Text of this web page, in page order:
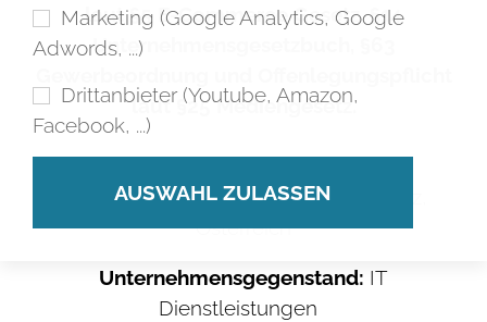
laut §5 E-Commerce Gesetz, §14
Unternehmensgesetzbuch, §63
laut §25 Mediengesetz.
Krottendorfer Strasse 9a/9 , 8052 Graz,
Österreich
Unternehmensgegenstand: IT
Dienstleistungen
Marketing (Google Analytics, Google
Adwords, ...)
Drittanbieter (Youtube, Amazon,
Facebook, ...)